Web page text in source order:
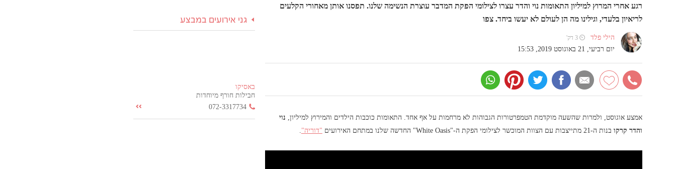
רגע אחרי המרוץ למיליון התאומות נוי והדר עצרו לצילומי הפקת המדבר עוצרת הנשימה שלנו. תפסנו אותן מאחורי הקלעים
לריאיון בלעדי, וגילינו מה הן לעולם לא יעשו ביחד. צפו
הילי פלד ⏲ 3 דק'
יום רביעי, 21 באוגוסט 2019, 15:53
אמצע אוגוסט, ולמרות שהשעה מוקדמת הטמפרטורות הגבוהות לא מרחמות על אף אחד. התאומות כוכבות הילדים והמירוץ למיליון, נוי
והדר קרקו בנות ה-21 מתייצבות עם הצוות המוכשר לצילומי הפקת ה-"White Oasis" החדשה שלנו במתחם האירועים "דוריה".
גני אירועים במבצע
באסיקו
חבילות חורף מיוחדות
072-3317734